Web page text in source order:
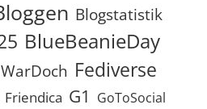
Blogstatistik
BlueBeanieDay
Fediverse
Friendica G1 GoToSocial